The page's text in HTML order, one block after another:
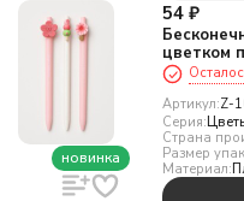
новинка
54 ₽
цветком
Артикул:Z-
Серия:
Страна
Размер
Материал: